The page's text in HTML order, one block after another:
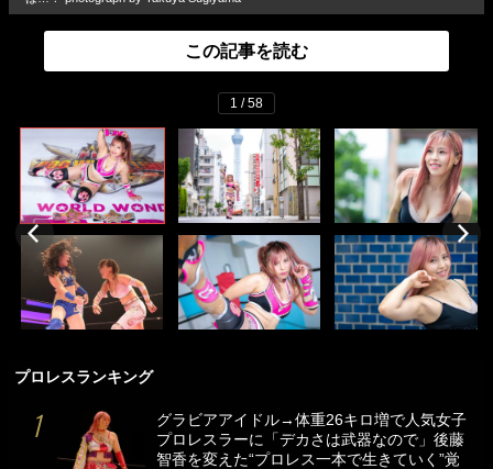
この記事を読む
1 / 58
プロレスランキング
グラビアアイドル→体重26キロ増で人気女子
プロレスラーに「デカさは武器なので」後藤
智香を変えた“プロレス一本で生きていく”覚